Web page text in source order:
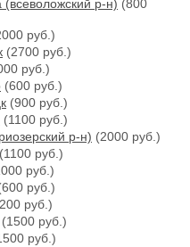
(всеволожский р-н) (800
руб.)
(2700 руб.)
руб.)
(600 руб.)
(900 руб.)
(1100 руб.)
р-н) (2000 руб.)
(1100 руб.)
руб.)
руб.)
руб.)
(1500 руб.)
руб.)